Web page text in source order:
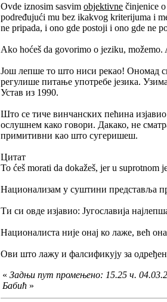
Ovde iznosim sasvim objektivne činjenice
podređujući mu bez ikakvog kriterijuma i
ne pripada, i ono gde postoji i ono gde ne
Ako hoćeš da govorimo o jeziku,
Још лепше то што ниси рекао! Ономад
регулише питање употребе језика.
Устав из 1990.
Што се тиче винчанских пећина
ослушнем како говори. Дакако, не
примитивни као што сугеришеш.
Цитат
To ćeš morati da dokažeš, jer u suprotnom
Национализам у суштини представља
Ти си овде изјавио: Југославија
Националиста није онај ко лаже, већ
Ови што лажу и фалсификују за
« Задњи пут промењено: 15.25 ч.
Бабић »